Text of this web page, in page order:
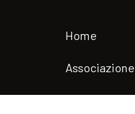
Home
Associazione
Download